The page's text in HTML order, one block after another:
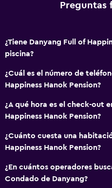
Preguntas
¿Tiene Danyang Full of
piscina?
¿Cuál es el número de
Happiness Hanok Pension?
¿A qué hora es el check-out
Happiness Hanok Pension?
¿Cuánto cuesta una
Happiness Hanok Pension?
¿En cuántos operadores
Condado de Danyang?